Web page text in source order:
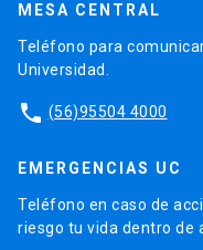
MESA CENTRAL
Teléfono para
Universidad.
phone (56)95504 4000
EMERGENCIAS UC
Teléfono en caso de
riesgo tu vida dentro de